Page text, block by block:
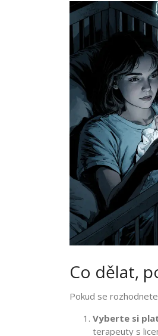
Co dělat,
Pokud se
Vyberte si
terapeuty s